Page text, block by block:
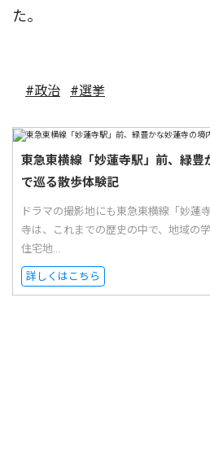
た。
#政治 #選挙
東急東横線「妙蓮寺駅」前、緑豊
で巡る散歩体験記
ドラマの撮影地にも東急東横線「妙蓮
寺は、これまでの歴史の中で、地域の
住宅地...
詳しくはこちら